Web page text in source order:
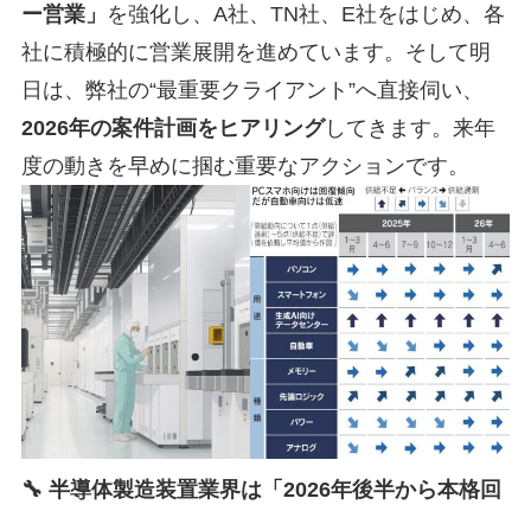
ー営業」 を強化し、A社、TN社、E社をはじめ、各
社に積極的に営業展開を進めています。そして明
日は、弊社の“最重要クライアント”へ直接伺い、
2026年の案件計画をヒアリングしてきます。来年
度の動きを早めに掴む重要なアクションです。
🔧 半導体製造装置業界は「2026年後半から本格回